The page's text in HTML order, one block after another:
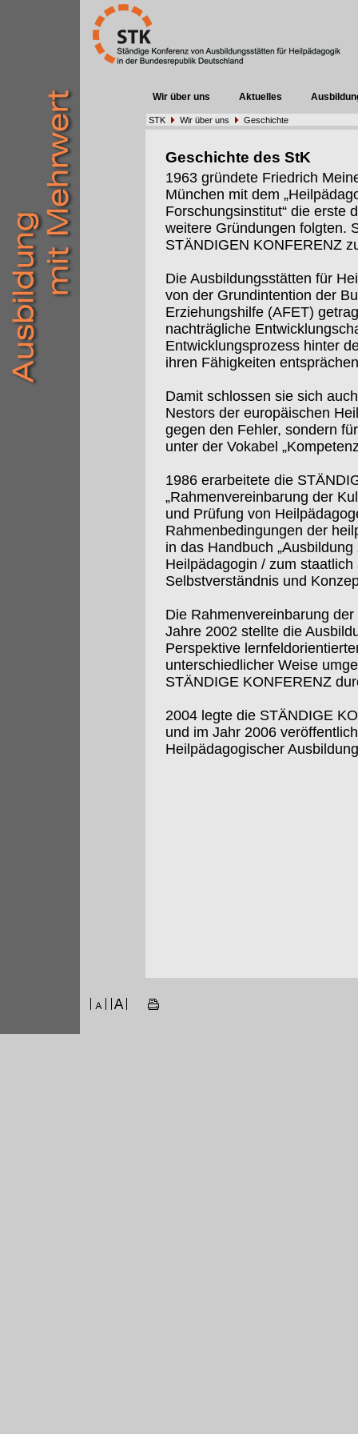
Wir über uns Aktuelles
STK Wir über uns Geschichte
Geschichte des StK
1963 gründete Friedrich
München mit dem
Forschungsinstitut“ die erste
weitere Gründungen folgten.
STÄNDIGEN KONFERENZ
Die Ausbildungsstätten für
von der Grundintention der
Erziehungshilfe (AFET)
nachträgliche
Entwicklungsprozess hinter
ihren Fähigkeiten
Damit schlossen sie sich
Nestors der europäischen
gegen den Fehler, sondern
unter der Vokabel
1986 erarbeitete die
„Rahmenvereinbarung der
und Prüfung von
Rahmenbedingungen der
in das Handbuch
Heilpädagogin / zum
Selbstverständnis und
Die Rahmenvereinbarung
Jahre 2002 stellte die
Perspektive
unterschiedlicher Weise
STÄNDIGE KONFERENZ
2004 legte die STÄNDIGE
und im Jahr 2006
Heilpädagogischer